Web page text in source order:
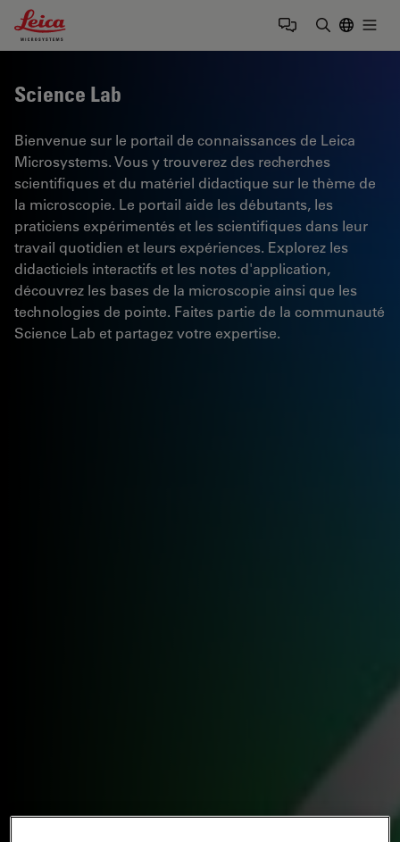
Leica Microsystems Logo
Science Lab
Bienvenue sur le portail de connaissances de Leica
Microsystems. Vous y trouverez des recherches
scientifiques et du matériel didactique sur le thème de
la microscopie. Le portail aide les débutants, les
praticiens expérimentés et les scientifiques dans leur
travail quotidien et leurs expériences. Explorez les
didacticiels interactifs et les notes d'application,
découvrez les bases de la microscopie ainsi que les
technologies de pointe. Faites partie de la communauté
Science Lab et partagez votre expertise.